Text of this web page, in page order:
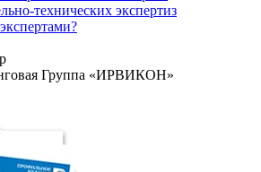
технических экспертиз
Группа «ИРВИКОН»